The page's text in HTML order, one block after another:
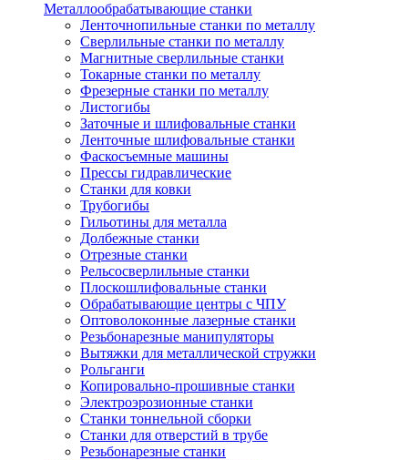
Металлообрабатывающие станки
Ленточнопильные станки по металлу
Сверлильные станки по металлу
Магнитные сверлильные станки
Токарные станки по металлу
Фрезерные станки по металлу
Листогибы
Заточные и шлифовальные станки
Ленточные шлифовальные станки
Фаскосъемные машины
Прессы гидравлические
Станки для ковки
Трубогибы
Гильотины для металла
Долбежные станки
Отрезные станки
Рельсосверлильные станки
Плоскошлифовальные станки
Обрабатывающие центры с ЧПУ
Оптоволоконные лазерные станки
Резьбонарезные манипуляторы
Вытяжки для металлической стружки
Рольганги
Копировально-прошивные станки
Электроэрозионные станки
Станки тоннельной сборки
Станки для отверстий в трубе
Резьбонарезные станки